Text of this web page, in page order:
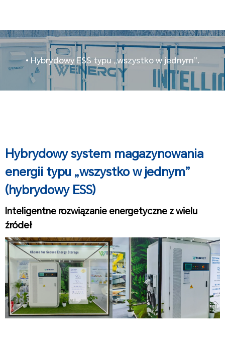
• Hybrydowy ESS typu „wszystko w jednym”.
Hybrydowy system magazynowania
energii typu „wszystko w jednym”
(hybrydowy ESS)
Inteligentne rozwiązanie energetyczne z wielu
źródeł